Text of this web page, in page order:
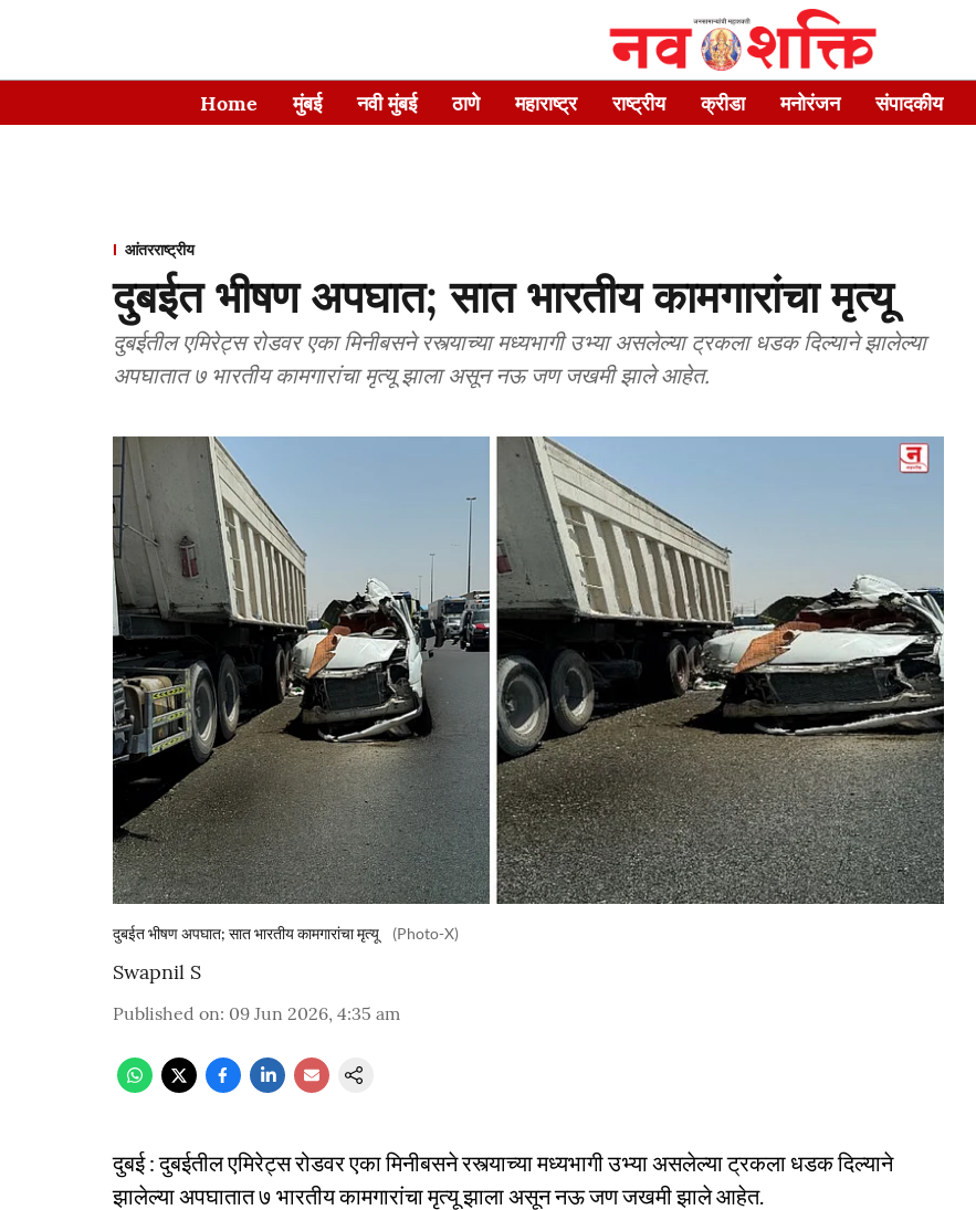
Home मुंबई नवी मुंबई ठाणे महाराष्ट्र राष्ट्रीय क्रीडा मनोरंजन संपादकीय
आंतरराष्ट्रीय
दुबईत भीषण अपघात; सात भारतीय कामगारांचा मृत्यू
दुबईतील एमिरेट्स रोडवर एका मिनीबसने रस्त्याच्या मध्यभागी उभ्या असलेल्या ट्रकला धडक दिल्याने झालेल्या
अपघातात ७ भारतीय कामगारांचा मृत्यू झाला असून नऊ जण जखमी झाले आहेत.
दुबईत भीषण अपघात; सात भारतीय कामगारांचा मृत्यू (Photo-X)
Swapnil S
Published on: 09 Jun 2026, 4:35 am
दुबई : दुबईतील एमिरेट्स रोडवर एका मिनीबसने रस्त्याच्या मध्यभागी उभ्या असलेल्या ट्रकला धडक दिल्याने
झालेल्या अपघातात ७ भारतीय कामगारांचा मृत्यू झाला असून नऊ जण जखमी झाले आहेत.